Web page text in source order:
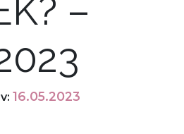
–
16.05.2023